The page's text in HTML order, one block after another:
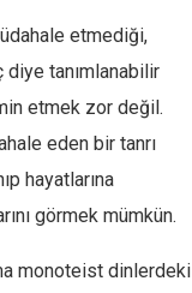
etmediği,
tanımlanabilir
etmek zor değil.
eden bir tanrı
hayatlarına
görmek mümkün.
monoteist dinlerdeki